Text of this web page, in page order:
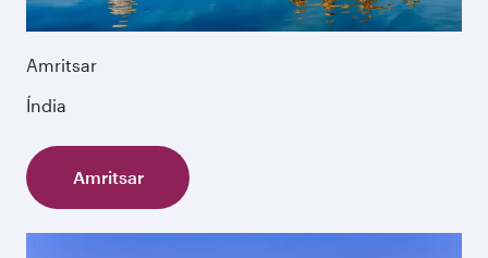
Amritsar
Índia
Amritsar